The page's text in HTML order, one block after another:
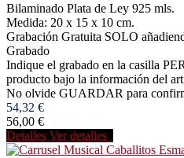
Bilaminado Plata de Ley 925 mls.
Medida: 20 x 15 x 10 cm.
Grabación Gratuita SOLO
Grabado
Indique el grabado en la casilla
producto bajo la información del
No olvide GUARDAR para
54,32 €
56,00 €
Detalles Ver detalles